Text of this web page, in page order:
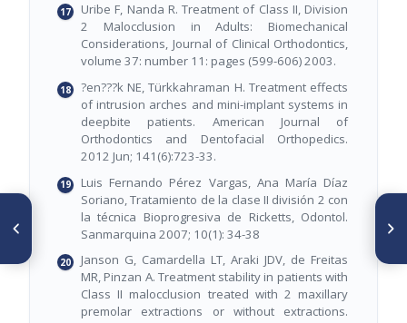
Uribe F, Nanda R. Treatment of Class II, Division
2 Malocclusion in Adults: Biomechanical
Considerations, Journal of Clinical Orthodontics,
volume 37: number 11: pages (599-606) 2003.
?en???k NE, Türkkahraman H. Treatment effects
of intrusion arches and mini-implant systems in
deepbite patients. American Journal of
Orthodontics and Dentofacial Orthopedics.
2012 Jun; 141(6):723-33.
Luis Fernando Pérez Vargas, Ana María Díaz
Soriano, Tratamiento de la clase II división 2 con
la técnica Bioprogresiva de Ricketts, Odontol.
Sanmarquina 2007; 10(1): 34-38
Janson G, Camardella LT, Araki JDV, de Freitas
MR, Pinzan A. Treatment stability in patients with
Class II malocclusion treated with 2 maxillary
premolar extractions or without extractions.
ARTÍCULO ANTERIOR
Respiración bucal diagnóstico
y tratamiento ortodóntico
interceptivo como parte del
tratamiento multidisciplinario.
Revisión de la literatura
SIGUIENTE ARTÍCULO
Maloclusion de clase III,
tratamiento ortodoncico.
Revisión de la literatura